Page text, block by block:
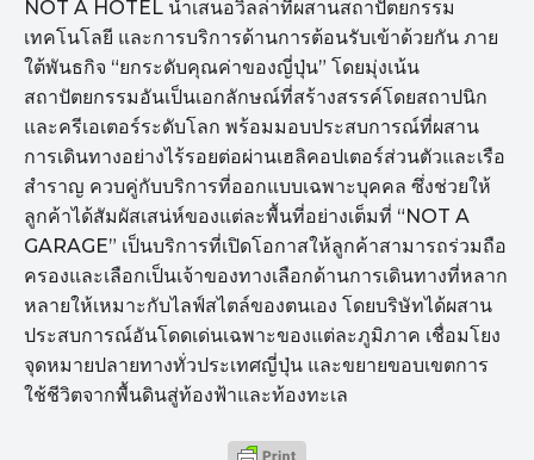
NOT A HOTEL นำเสนอวิลล่าที่ผสานสถาปัตยกรรม
เทคโนโลยี และการบริการด้านการต้อนรับเข้าด้วยกัน ภาย
ใต้พันธกิจ “ยกระดับคุณค่าของญี่ปุ่น” โดยมุ่งเน้น
สถาปัตยกรรมอันเป็นเอกลักษณ์ที่สร้างสรรค์โดยสถาปนิก
และครีเอเตอร์ระดับโลก พร้อมมอบประสบการณ์ที่ผสาน
การเดินทางอย่างไร้รอยต่อผ่านเฮลิคอปเตอร์ส่วนตัวและเรือ
สำราญ ควบคู่กับบริการที่ออกแบบเฉพาะบุคคล ซึ่งช่วยให้
ลูกค้าได้สัมผัสเสน่ห์ของแต่ละพื้นที่อย่างเต็มที่ “NOT A
GARAGE” เป็นบริการที่เปิดโอกาสให้ลูกค้าสามารถร่วมถือ
ครองและเลือกเป็นเจ้าของทางเลือกด้านการเดินทางที่หลาก
หลายให้เหมาะกับไลฟ์สไตล์ของตนเอง โดยบริษัทได้ผสาน
ประสบการณ์อันโดดเด่นเฉพาะของแต่ละภูมิภาค เชื่อมโยง
จุดหมายปลายทางทั่วประเทศญี่ปุ่น และขยายขอบเขตการ
ใช้ชีวิตจากพื้นดินสู่ท้องฟ้าและท้องทะเล